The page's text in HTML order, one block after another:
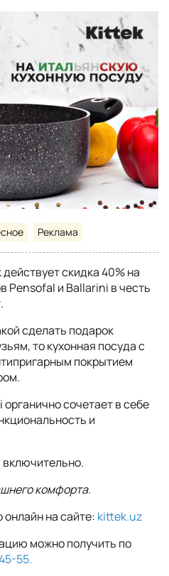
Реклама
скидка 40% на
Pensofal и Ballarini в честь
сделать подарок
то кухонная посуда с
покрытием
сочетает в себе
и
комфорта.
на сайте: kittek.uz
можно получить по
55.